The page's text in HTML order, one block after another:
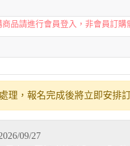
商品請進行會員登入，非會員訂購
理，報名完成後將立即安排
09/27